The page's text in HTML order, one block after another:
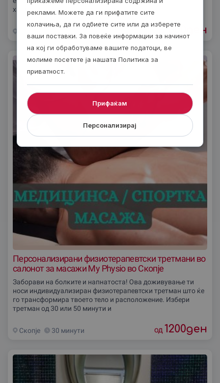
хармонија. Изберете го идеалниот
од600 ден
Персонализирани физиотерапевтски третмани во
салонот за масажи My Physio во Скопје
Заборави на болките и напнатоста! Ова доживување ти
носи индивидуализиран физиотерапевтски третман што ќе
го трансформира твоето тело и расположение. Избери
третман од 30 или 50 минути и
Скопjе 30 минути од 1200ден
реклами. Можете да ги прифатите сите
колачиња, да ги одбиете сите или да изберете
ваши поставки. За повеќе информации за начинот
на кој ги обработуваме вашите податоци, ве
молиме посетете ја нашата Политика за
приватност.
Персонализирај
Прифаќам